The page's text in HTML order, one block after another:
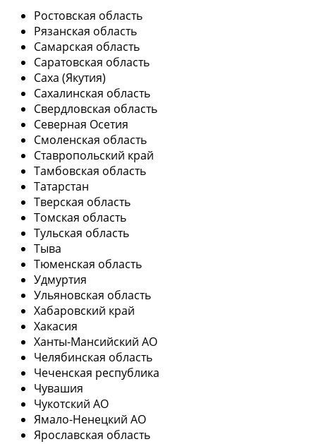
Ростовская область
Рязанская область
Самарская область
Саратовская область
Саха (Якутия)
Сахалинская область
Свердловская область
Северная Осетия
Смоленская область
Ставропольский край
Тамбовская область
Татарстан
Тверская область
Томская область
Тульская область
Тыва
Тюменская область
Удмуртия
Ульяновская область
Хабаровский край
Хакасия
Ханты-Мансийский АО
Челябинская область
Чеченская республика
Чувашия
Чукотский АО
Ямало-Ненецкий АО
Ярославская область